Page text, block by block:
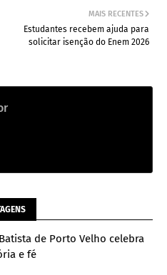
MAIS RECENTES
Estudantes recebem ajuda para
solicitar isenção do Enem 2026
de Porto Velho celebra
e fé